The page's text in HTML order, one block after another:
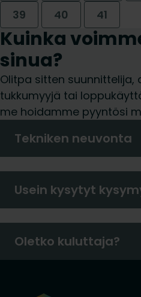
39
40 41
Kuinka
sinua?
Olitpa sitten suunnittelija,
tukkumyyjä tai
me hoidamme pyyntösi
Tekniken neuvonta
Usein kysytyt
Oletko kuluttaja?